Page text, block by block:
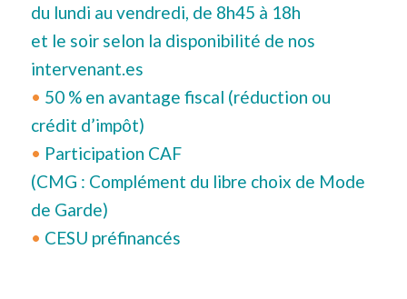
du lundi au vendredi, de 8h45 à 18h
et le soir selon la disponibilité de nos
intervenant.es
• 50 % en avantage fiscal (réduction ou
crédit d’impôt)
• Participation CAF
(CMG : Complément du libre choix de Mode
de Garde)
• CESU préfinancés